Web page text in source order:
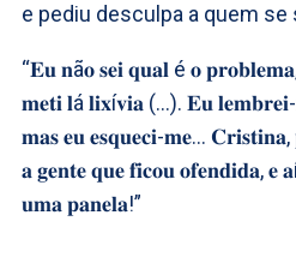
e pediu desculpa a quem
“𝐄𝐮 𝐧ã𝐨 𝐬𝐞𝐢 𝐪𝐮𝐚𝐥 é 𝐨
𝐦𝐞𝐭𝐢 𝐥á 𝐥𝐢𝐱í𝐯𝐢𝐚 (…). 𝐄𝐮
𝐦𝐚𝐬 𝐞𝐮 𝐞𝐬𝐪𝐮𝐞𝐜𝐢-𝐦𝐞…
𝐚 𝐠𝐞𝐧𝐭𝐞 𝐪𝐮𝐞 𝐟𝐢𝐜𝐨𝐮 𝐨𝐟𝐞𝐧𝐝𝐢𝐝𝐚, 𝐞
𝐮𝐦𝐚 𝐩𝐚𝐧𝐞𝐥𝐚!”